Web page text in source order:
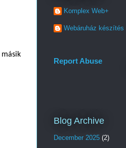
másik
Komplex Web+
Webáruház készítés
Report Abuse
Blog Archive
December 2025 (2)